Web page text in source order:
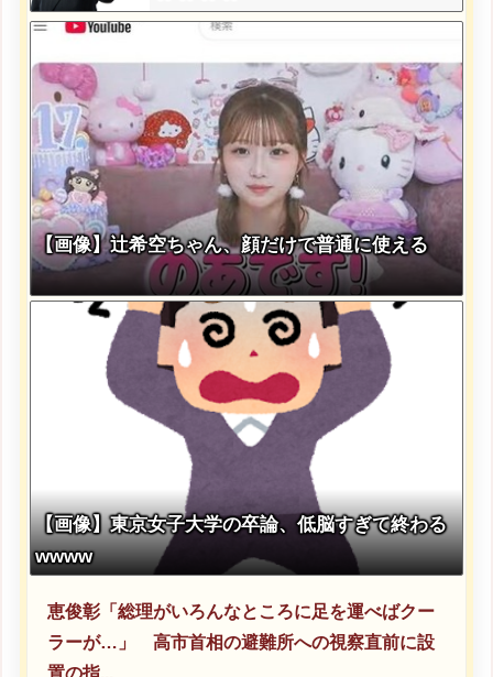
【画像】辻希空ちゃん、顔だけで普通に使える
【画像】東京女子大学の卒論、低脳すぎて終わる
wwww
恵俊彰「総理がいろんなところに足を運べばクー
ラーが…」 高市首相の避難所への視察直前に設